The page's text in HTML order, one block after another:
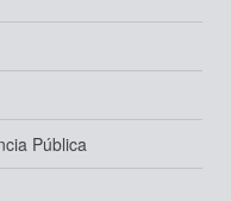
Pública